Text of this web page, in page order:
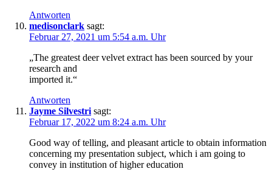
Antworten
medisonclark sagt:
Februar 27, 2021 um 5:54 a.m. Uhr
„The greatest deer velvet extract has been sourced by your
research and
imported it.“
Antworten
Jayme Silvestri sagt:
Februar 17, 2022 um 8:24 a.m. Uhr
Good way of telling, and pleasant article to obtain information
concerning my presentation subject, which i am going to
convey in institution of higher education